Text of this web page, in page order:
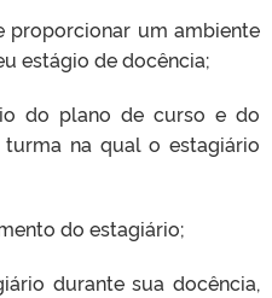
um ambiente
estágio de docência;
plano de curso e do
na qual o estagiário
do estagiário;
durante sua docência,